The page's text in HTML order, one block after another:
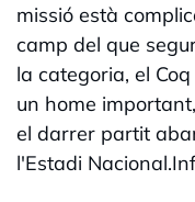
missió està
camp del que
la categoria, el
un home
el darrer partit
l'Estadi